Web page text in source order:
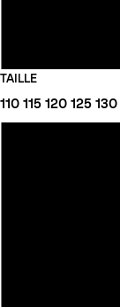
TAILLE
110 115 120 125 130